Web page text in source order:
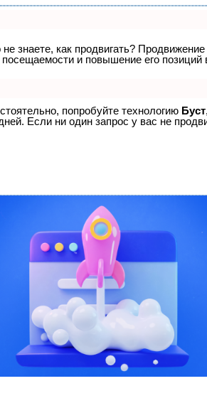
знаете, как продвигать?
и повышение его позиций
попробуйте технологию Буст
Если ни один запрос у вас не